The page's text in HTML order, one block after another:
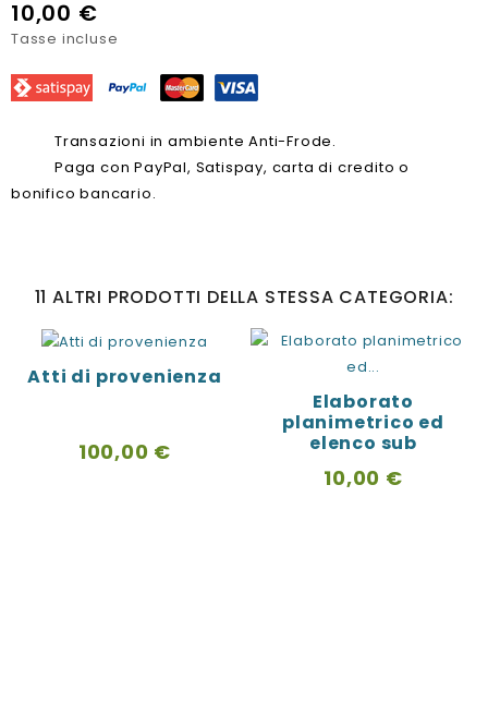
10,00 €
Tasse incluse
Transazioni in ambiente Anti-Frode.
Paga con PayPal, Satispay, carta di credito o
bonifico bancario.
11 ALTRI PRODOTTI DELLA STESSA CATEGORIA:
Atti di provenienza
Prezzo
100,00 €
Elaborato
planimetrico ed
elenco sub
Prezzo
10,00 €